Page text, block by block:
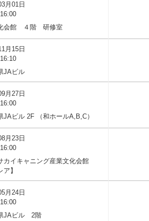
月01日
会館 ４階 研修室
月15日
JAビル
月27日
JAビル 2F （和ホールA,B,C）
月23日
カイキャニング産業文化会館
ア】
月24日
JAビル 2階